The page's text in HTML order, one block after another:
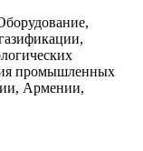
промышленных
Армении,